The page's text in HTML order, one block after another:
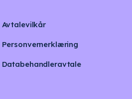
Avtalevilkår
Personvernerklæring
Databehandleravtale